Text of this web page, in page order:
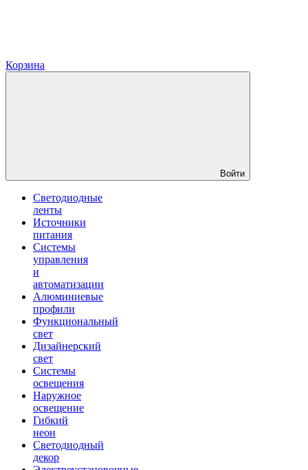
Корзина
Войти
Светодиодные
ленты
Источники
питания
Системы
управления
и
автоматизации
Алюминиевые
профили
Функциональный
свет
Дизайнерский
свет
Системы
освещения
Наружное
освещение
Гибкий
неон
Светодиодный
декор